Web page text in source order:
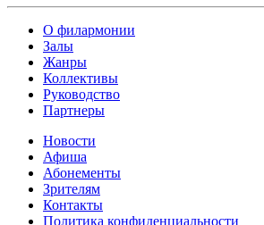
О филармонии
Залы
Жанры
Коллективы
Руководство
Партнеры
Новости
Афиша
Абонементы
Зрителям
Контакты
Политика конфиденциальности